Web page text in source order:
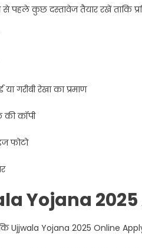
पहले कुछ दस्तावेज तैयार रखें ताकि
या गरीबी रेखा का प्रमाण
कॉपी
फोटो
Yojana
Ujjwala Yojana 2025 Online